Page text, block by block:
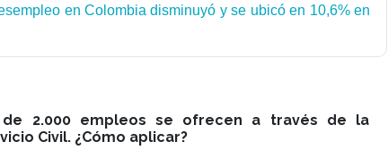
en Colombia disminuyó y se ubicó en 10,6% en
2.000 empleos se ofrecen a través de la
Civil. ¿Cómo aplicar?